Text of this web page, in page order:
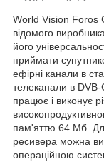
World Vision Foros
відомого
його
приймати
ефірні канали в
телеканали в
працює і виконує
пам'яттю 64 Мб.
ресивера можна
операційною